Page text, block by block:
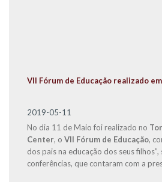
VII Fórum de Educação realizado
2019-05-11
No dia 11 de Maio foi realizado no
Center, o VII Fórum de Educação,
dos pais na educação dos seus
conferências, que contaram com a